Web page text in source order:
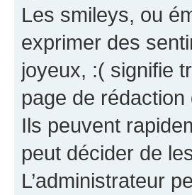
Les smileys, ou
exprimer des
joyeux, :( signifie
page de
Ils peuvent
peut décider de
L’administrateur